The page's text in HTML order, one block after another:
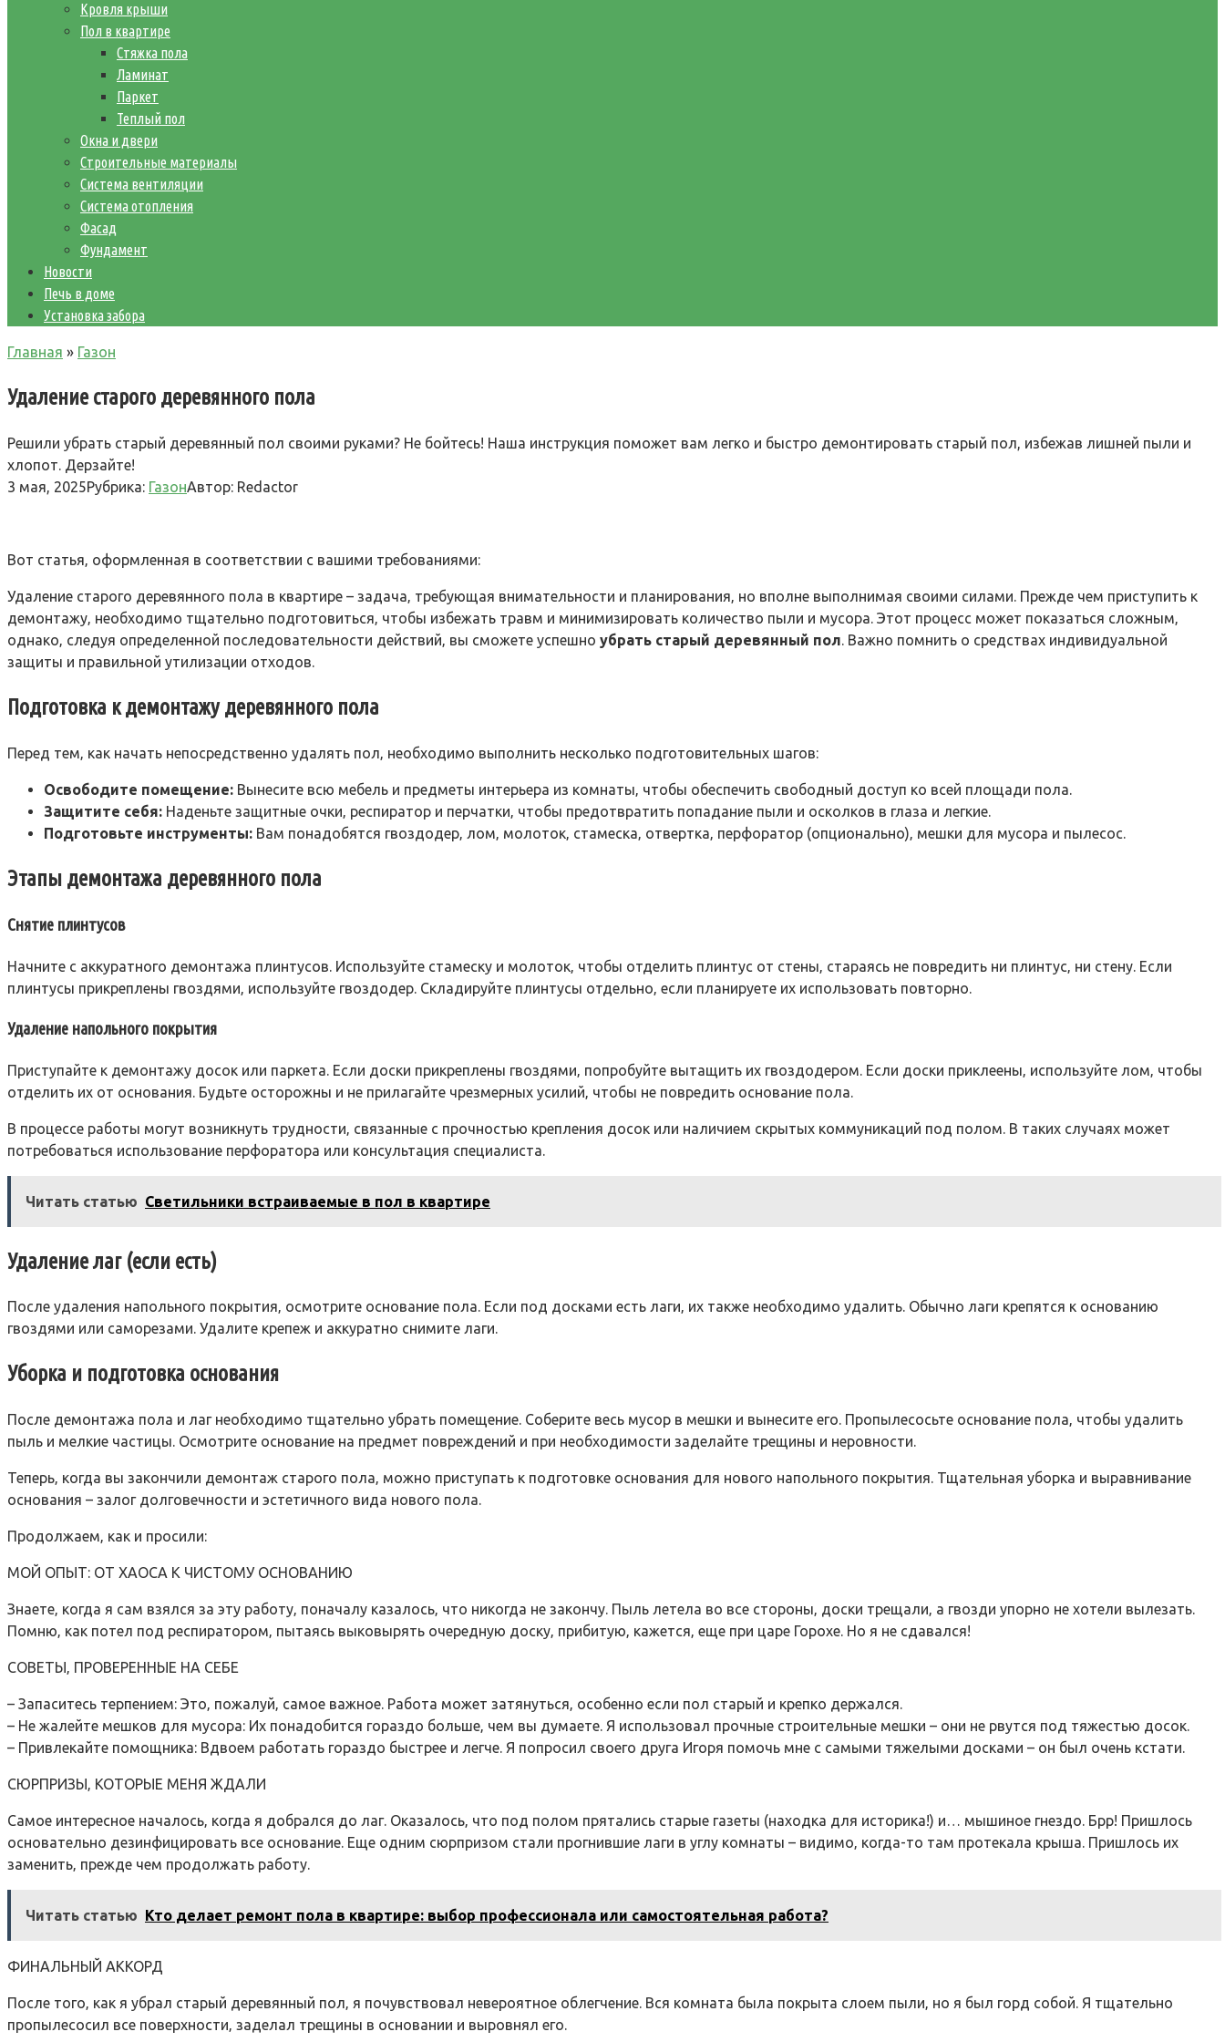
Кровля крыши
Пол в квартире
Стяжка пола
Ламинат
Паркет
Теплый пол
Окна и двери
Строительные материалы
Система вентиляции
Система отопления
Фасад
Фундамент
Новости
Печь в доме
Установка забора
Главная » Газон
Удаление старого деревянного пола
Решили убрать старый деревянный пол своими руками? Не бойтесь! Наша инструкция поможет вам легко и быстро демонтировать старый пол, избежав лишней пыли и
хлопот. Дерзайте!
3 мая, 2025Рубрика: ГазонАвтор: Redactor
Вот статья‚ оформленная в соответствии с вашими требованиями:
Удаление старого деревянного пола в квартире – задача‚ требующая внимательности и планирования‚ но вполне выполнимая своими силами. Прежде чем приступить к
демонтажу‚ необходимо тщательно подготовиться‚ чтобы избежать травм и минимизировать количество пыли и мусора. Этот процесс может показаться сложным‚
однако‚ следуя определенной последовательности действий‚ вы сможете успешно убрать старый деревянный пол. Важно помнить о средствах индивидуальной
защиты и правильной утилизации отходов.
Подготовка к демонтажу деревянного пола
Перед тем‚ как начать непосредственно удалять пол‚ необходимо выполнить несколько подготовительных шагов:
Освободите помещение: Вынесите всю мебель и предметы интерьера из комнаты‚ чтобы обеспечить свободный доступ ко всей площади пола.
Защитите себя: Наденьте защитные очки‚ респиратор и перчатки‚ чтобы предотвратить попадание пыли и осколков в глаза и легкие.
Подготовьте инструменты: Вам понадобятся гвоздодер‚ лом‚ молоток‚ стамеска‚ отвертка‚ перфоратор (опционально)‚ мешки для мусора и пылесос.
Этапы демонтажа деревянного пола
Снятие плинтусов
Начните с аккуратного демонтажа плинтусов. Используйте стамеску и молоток‚ чтобы отделить плинтус от стены‚ стараясь не повредить ни плинтус‚ ни стену. Если
плинтусы прикреплены гвоздями‚ используйте гвоздодер. Складируйте плинтусы отдельно‚ если планируете их использовать повторно.
Удаление напольного покрытия
Приступайте к демонтажу досок или паркета. Если доски прикреплены гвоздями‚ попробуйте вытащить их гвоздодером. Если доски приклеены‚ используйте лом‚ чтобы
отделить их от основания. Будьте осторожны и не прилагайте чрезмерных усилий‚ чтобы не повредить основание пола.
В процессе работы могут возникнуть трудности‚ связанные с прочностью крепления досок или наличием скрытых коммуникаций под полом. В таких случаях может
потребоваться использование перфоратора или консультация специалиста.
Читать статью Светильники встраиваемые в пол в квартире
Удаление лаг (если есть)
После удаления напольного покрытия‚ осмотрите основание пола. Если под досками есть лаги‚ их также необходимо удалить. Обычно лаги крепятся к основанию
гвоздями или саморезами. Удалите крепеж и аккуратно снимите лаги.
Уборка и подготовка основания
После демонтажа пола и лаг необходимо тщательно убрать помещение. Соберите весь мусор в мешки и вынесите его. Пропылесосьте основание пола‚ чтобы удалить
пыль и мелкие частицы. Осмотрите основание на предмет повреждений и при необходимости заделайте трещины и неровности.
Теперь‚ когда вы закончили демонтаж старого пола‚ можно приступать к подготовке основания для нового напольного покрытия. Тщательная уборка и выравнивание
основания – залог долговечности и эстетичного вида нового пола.
Продолжаем‚ как и просили:
МОЙ ОПЫТ: ОТ ХАОСА К ЧИСТОМУ ОСНОВАНИЮ
Знаете‚ когда я сам взялся за эту работу‚ поначалу казалось‚ что никогда не закончу. Пыль летела во все стороны‚ доски трещали‚ а гвозди упорно не хотели вылезать.
Помню‚ как потел под респиратором‚ пытаясь выковырять очередную доску‚ прибитую‚ кажется‚ еще при царе Горохе. Но я не сдавался!
СОВЕТЫ‚ ПРОВЕРЕННЫЕ НА СЕБЕ
– Запаситесь терпением: Это‚ пожалуй‚ самое важное. Работа может затянуться‚ особенно если пол старый и крепко держался.
– Не жалейте мешков для мусора: Их понадобится гораздо больше‚ чем вы думаете. Я использовал прочные строительные мешки – они не рвутся под тяжестью досок.
– Привлекайте помощника: Вдвоем работать гораздо быстрее и легче. Я попросил своего друга Игоря помочь мне с самыми тяжелыми досками – он был очень кстати.
СЮРПРИЗЫ‚ КОТОРЫЕ МЕНЯ ЖДАЛИ
Самое интересное началось‚ когда я добрался до лаг. Оказалось‚ что под полом прятались старые газеты (находка для историка!) и… мышиное гнездо. Брр! Пришлось
основательно дезинфицировать все основание. Еще одним сюрпризом стали прогнившие лаги в углу комнаты – видимо‚ когда-то там протекала крыша. Пришлось их
заменить‚ прежде чем продолжать работу.
Читать статью Кто делает ремонт пола в квартире: выбор профессионала или самостоятельная работа?
ФИНАЛЬНЫЙ АККОРД
После того‚ как я убрал старый деревянный пол‚ я почувствовал невероятное облегчение. Вся комната была покрыта слоем пыли‚ но я был горд собой. Я тщательно
пропылесосил все поверхности‚ заделал трещины в основании и выровнял его.